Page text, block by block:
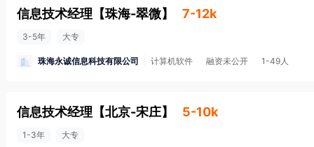
信息技术经理 【珠海-翠微】 7-12k
3-5年 大专
珠海永诚信息科技有限公司 计算机软件 融资未公开 1-49人
信息技术经理 【北京-宋庄】 5-10k
1-3年 大专